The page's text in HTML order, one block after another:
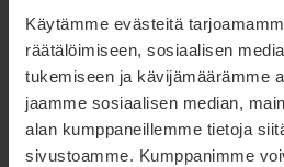
Käytämme evästeitä
räätälöimiseen, sosiaalisen
tukemiseen ja kävijämäärämme
jaamme sosiaalisen median,
alan kumppaneillemme tietoja
sivustoamme. Kumppanimme